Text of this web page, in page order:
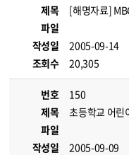
제목
[해명자료]
파일
작성일
2005-09-14
조회수
20,305
번호
150
제목
초등학교 어린
파일
작성일
2005-09-09